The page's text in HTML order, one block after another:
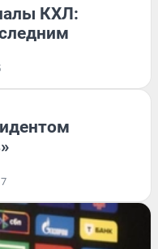
КХЛ: